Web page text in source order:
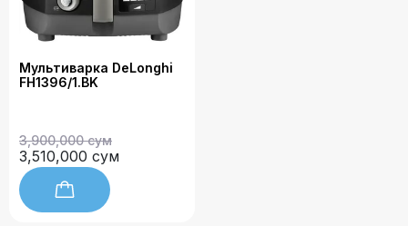
Мультиварка DeLonghi
FH1396/1.BK
3,900,000 сум
3,510,000 сум